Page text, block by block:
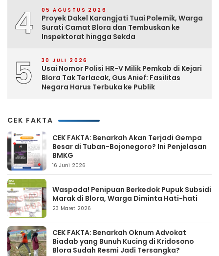
4 05 AGUSTUS 2026
Proyek Dakel Karangjati Tuai Polemik, Warga
Surati Camat Blora dan Tembuskan ke
Inspektorat hingga Sekda
5 30 JULI 2026
Usai Nomor Polisi HR-V Milik Pemkab di Kejari
Blora Tak Terlacak, Gus Anief: Fasilitas
Negara Harus Terbuka ke Publik
CEK FAKTA
CEK FAKTA: Benarkah Akan Terjadi Gempa
Besar di Tuban-Bojonegoro? Ini Penjelasan
BMKG
16 Juni 2026
Waspada! Penipuan Berkedok Pupuk Subsidi
Marak di Blora, Warga Diminta Hati-hati
23 Maret 2026
CEK FAKTA: Benarkah Oknum Advokat
Biadab yang Bunuh Kucing di Kridosono
Blora Sudah Resmi Jadi Tersangka?